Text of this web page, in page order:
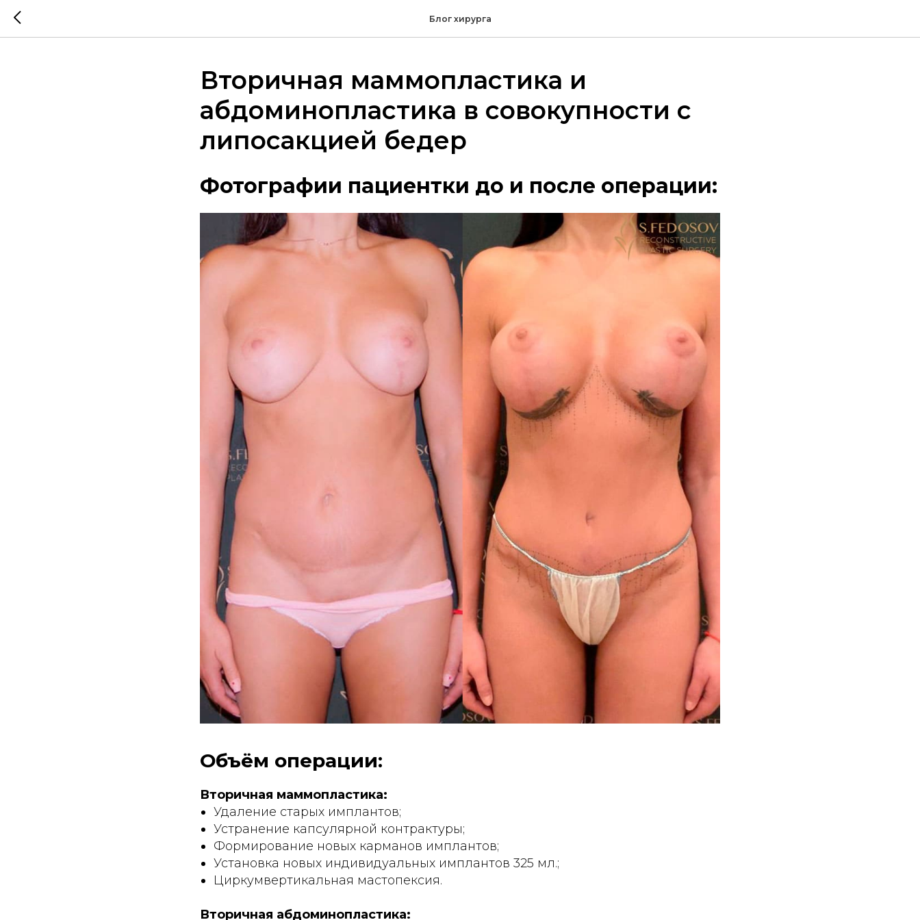
Блог хирурга
Вторичная маммопластика и
абдоминопластика в совокупности с
липосакцией бедер
Фотографии пациентки до и после операции:
Объём операции:
Вторичная маммопластика:
Удаление старых имплантов;
Устранение капсулярной контрактуры;
Формирование новых карманов имплантов;
Установка новых индивидуальных имплантов 325 мл.;
Циркумвертикальная мастопексия.
Вторичная абдоминопластика: